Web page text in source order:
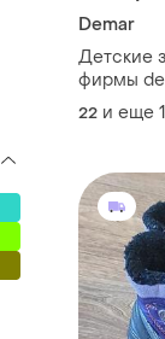
Demar
Детские
фирмы
детская
22 и еще 1